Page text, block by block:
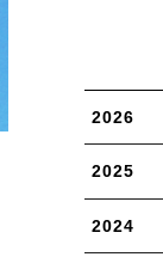
2026
2025
2024